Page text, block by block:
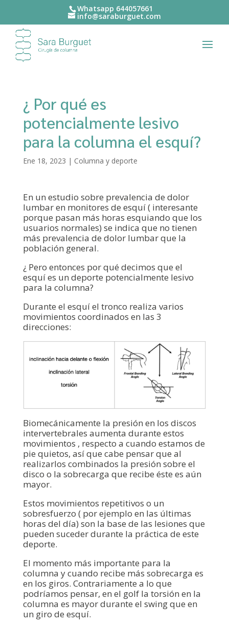
Whatsapp 644057661‬
info@saraburguet.com
¿ Por qué es
potencialmente lesivo
para la columna el esquí?
Ene 18, 2023 | Columna y deporte
En un estudio sobre prevalencia de dolor
lumbar en monitores de esquí ( interesante
porque pasan más horas esquiando que los
usuarios normales) se indica que no tienen
más prevalencia de dolor lumbar que la
población general.
¿ Pero entonces por qué decimos que el
esquí es un deporte potencialmente lesivo
para la columna?
Durante el esquí el tronco realiza varios
movimientos coordinados en las 3
direcciones:
Biomecánicamente la presión en los discos
intervertebrales aumenta durante estos
movimientos , respecto a cuando estamos de
pie quietos, así que cabe pensar que al
realizarlos combinados la presión sobre el
disco o la sobrecarga que recibe éste es aún
mayor.
Estos movimientos repetitivos o un
sobresfuerzo ( por ejemplo en las últimas
horas del día) son la base de las lesiones que
pueden suceder durante la práctica de este
deporte.
El momento más importante para la
columna y cuando recibe más sobrecarga es
en los giros. Contrariamente a lo que
podríamos pensar, en el golf la torsión en la
columna es mayor durante el swing que en
un giro de esquí.